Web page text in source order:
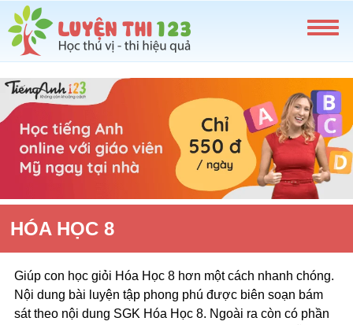
HÓA HỌC 8
Giúp con học giỏi Hóa Học 8 hơn một cách nhanh chóng.
Nội dung bài luyện tập phong phú được biên soạn bám
sát theo nội dung SGK Hóa Học 8. Ngoài ra còn có phần